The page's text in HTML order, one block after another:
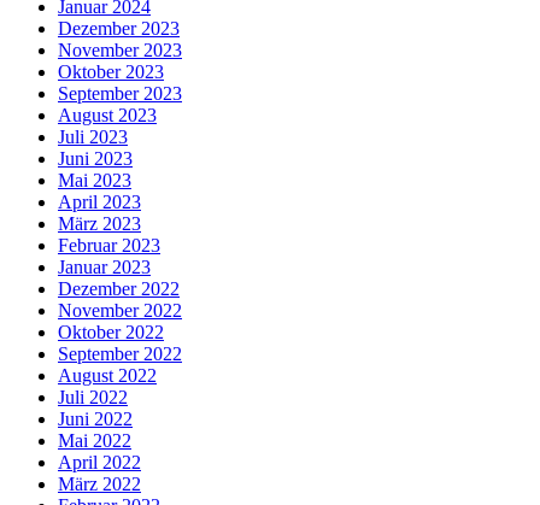
Januar 2024
Dezember 2023
November 2023
Oktober 2023
September 2023
August 2023
Juli 2023
Juni 2023
Mai 2023
April 2023
März 2023
Februar 2023
Januar 2023
Dezember 2022
November 2022
Oktober 2022
September 2022
August 2022
Juli 2022
Juni 2022
Mai 2022
April 2022
März 2022